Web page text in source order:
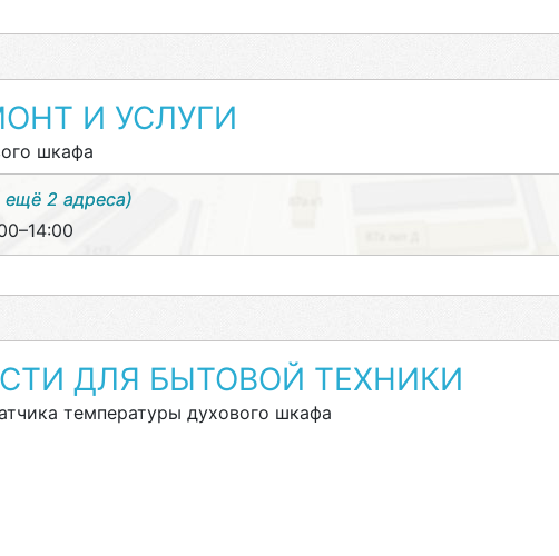
И УСЛУГИ
шкафа
ещё 2 адреса)
ДЛЯ БЫТОВОЙ ТЕХНИКИ
температуры духового шкафа